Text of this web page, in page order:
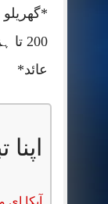
200
عائد*